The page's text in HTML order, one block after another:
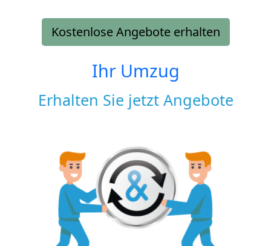
Kostenlose Angebote erhalten
Ihr Umzug
Erhalten Sie jetzt Angebote